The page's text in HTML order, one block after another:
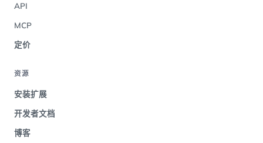
API
MCP
定价
资源
安装扩展
开发者文档
博客